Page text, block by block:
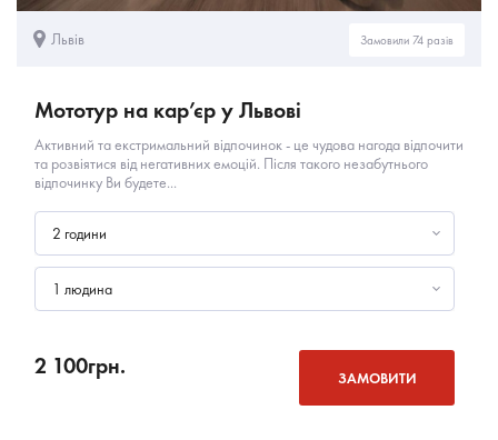
Львів Замовили 74 разів
Мототур на кар’єр у Львові
Активний та екстримальний відпочинок - це чудова нагода відпочити
та розвіятися від негативних емоцій. Після такого незабутнього
відпочинку Ви будете...
2 години
1 людина
2 100грн. ЗАМОВИТИ